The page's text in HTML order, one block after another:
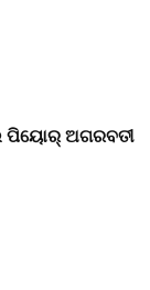
ପିୟୋର୍‌ ଅଗରବତୀ